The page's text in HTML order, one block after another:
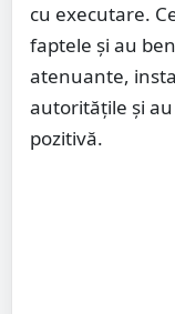
cu executare.
faptele și au
atenuante,
autoritățile și
pozitivă.